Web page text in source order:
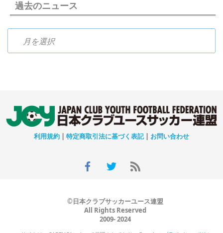
過去のニュース
利用規約 | 特定商取引法に基づく表記| お問い合わせ
©日本クラブサッカーユース連盟
All Rights Reserved
2009- 2024